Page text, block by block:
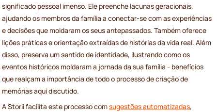
significado pessoal imenso. Ele preenche lacunas geracionais,
ajudando os membros da família a conectar-se com as experiências
e decisões que moldaram os seus antepassados. Também oferece
lições práticas e orientação extraídas de histórias da vida real. Além
disso, preserva um sentido de identidade, ilustrando como os
eventos históricos moldaram a jornada da sua família - benefícios
que realçam a importância de todo o processo de criação de
memórias aqui discutido.
A Storii facilita este processo comsugestões automatizadas,